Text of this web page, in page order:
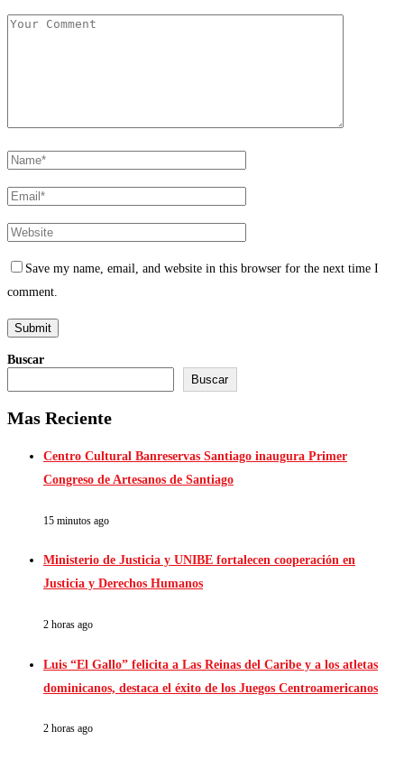
Save my name, email, and website in this browser for the next time I
comment.
Buscar
Buscar
Mas Reciente
Centro Cultural Banreservas Santiago inaugura Primer
Congreso de Artesanos de Santiago
15 minutos ago
Ministerio de Justicia y UNIBE fortalecen cooperación en
Justicia y Derechos Humanos
2 horas ago
Luis “El Gallo” felicita a Las Reinas del Caribe y a los atletas
dominicanos, destaca el éxito de los Juegos Centroamericanos
2 horas ago